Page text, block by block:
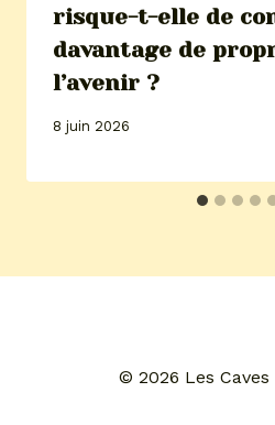
risque-t-elle de
davantage de
l’avenir ?
8 juin 2026
© 2026 Les